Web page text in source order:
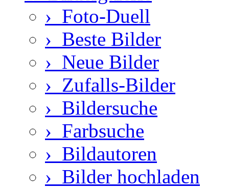
› Foto-Duell
› Beste Bilder
› Neue Bilder
› Zufalls-Bilder
› Bildersuche
› Farbsuche
› Bildautoren
› Bilder hochladen